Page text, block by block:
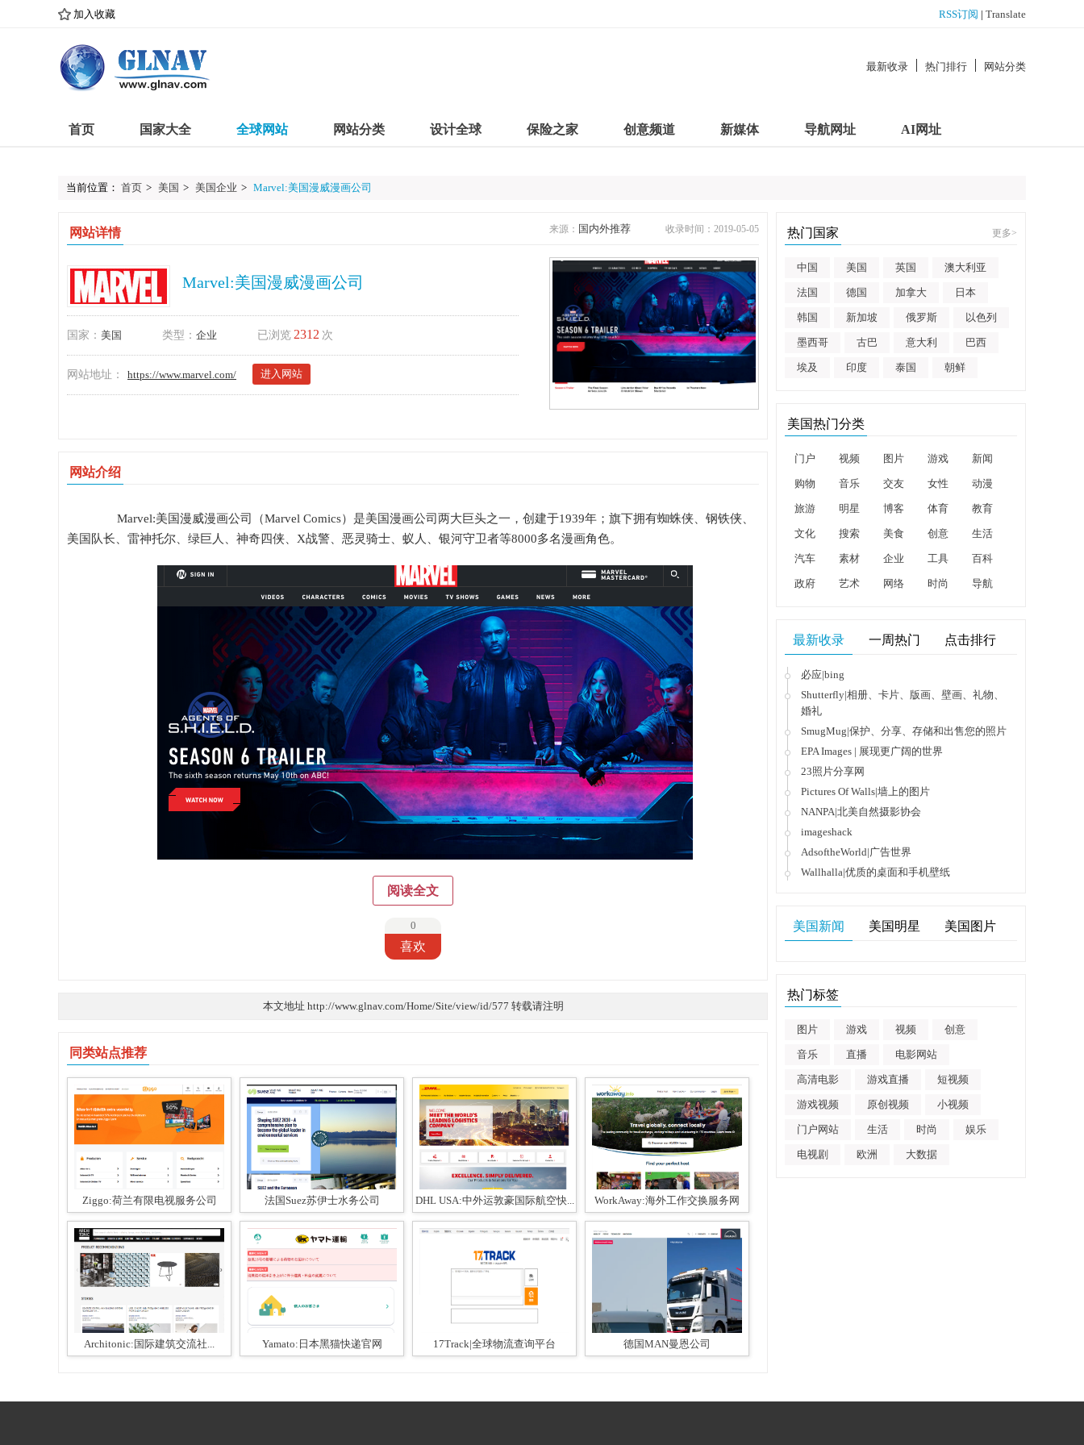
加入收藏 RSS订阅 | Translate
最新收录 热门排行 网站分类
首页 国家大全 全球网站 网站分类 设计全球 保险之家 创意频道 新媒体 导航网址 AI网址
当前位置： 首页 > 美国 > 美国企业 > Marvel:美国漫威漫画公司
网站详情 来源： 国内外推荐 收录时间：2019-05-05
Marvel:美国漫威漫画公司
国家： 美国 类型： 企业 已浏览 2312 次
网站地址： https://www.marvel.com/ 进入网站
网站介绍
Marvel:美国漫威漫画公司（Marvel Comics）是美国漫画公司两大巨头之一，创建于1939年；旗下拥有蜘蛛侠、钢铁侠、
美国队长、雷神托尔、绿巨人、神奇四侠、X战警、恶灵骑士、蚁人、银河守卫者等8000多名漫画角色。
阅读全文
0
喜欢
本文地址 http://www.glnav.com/Home/Site/view/id/577 转载请注明
同类站点推荐
Ziggo:荷兰有限电视服务公司 法国Suez苏伊士水务公司 DHL USA:中外运敦豪国际航空快... WorkAway:海外工作交换服务网
Architonic:国际建筑交流社... Yamato:日本黑猫快递官网 17Track|全球物流查询平台 德国MAN曼恩公司
热门国家 更多>
中国 美国 英国 澳大利亚
法国 德国 加拿大 日本
韩国 新加坡 俄罗斯 以色列
墨西哥 古巴 意大利 巴西
埃及 印度 泰国 朝鲜
美国热门分类
门户 视频 图片 游戏 新闻
购物 音乐 交友 女性 动漫
旅游 明星 博客 体育 教育
文化 搜索 美食 创意 生活
汽车 素材 企业 工具 百科
政府 艺术 网络 时尚 导航
最新收录 一周热门 点击排行
必应|bing
Shutterfly|相册、卡片、版画、壁画、礼物、
婚礼
SmugMug|保护、分享、存储和出售您的照片
EPA Images | 展现更广阔的世界
23照片分享网
Pictures Of Walls|墙上的图片
NANPA|北美自然摄影协会
imageshack
AdsoftheWorld|广告世界
Wallhalla|优质的桌面和手机壁纸
美国新闻 美国明星 美国图片
热门标签
图片 游戏 视频 创意
音乐 直播 电影网站
高清电影 游戏直播 短视频
游戏视频 原创视频 小视频
门户网站 生活 时尚 娱乐
电视剧 欧洲 大数据